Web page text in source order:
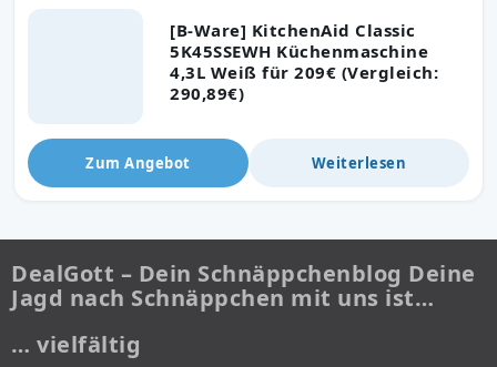
[B-Ware] KitchenAid Classic
5K45SSEWH Küchenmaschine
4,3L Weiß für 209€ (Vergleich:
290,89€)
Zum Angebot Weiterlesen
DealGott – Dein Schnäppchenblog Deine
Jagd nach Schnäppchen mit uns ist…
… vielfältig